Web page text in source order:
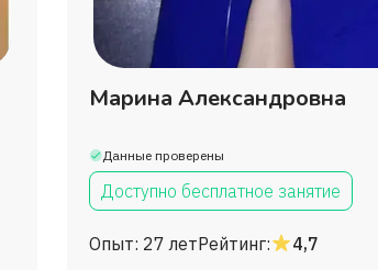
Марина Александровна
Данные проверены
Доступно бесплатное занятие
Опыт: 27 летРейтинг: 4,7